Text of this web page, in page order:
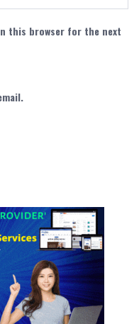
this browser for the next